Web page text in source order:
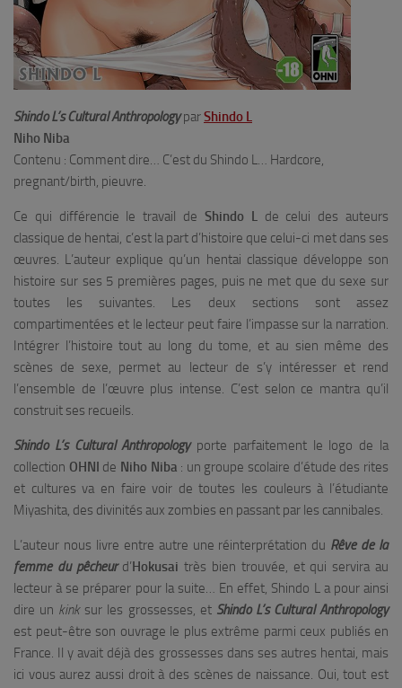
Shindo L’s Cultural AnthropologyparShindo L
Niho Niba
Contenu : Comment dire… C’est du Shindo L… Hardcore,
pregnant/birth, pieuvre.
Ce qui différencie le travail de Shindo Lde celui des auteurs
classique de hentai, c’est la part d’histoire que celui-ci met dans ses
œuvres. L’auteur explique qu’un hentai classique développe son
histoire sur ses 5 premières pages, puis ne met que du sexe sur
toutes les suivantes. Les deux sections sont assez
compartimentées et le lecteur peut faire l’impasse sur la narration.
Intégrer l’histoire tout au long du tome, et au sien même des
scènes de sexe, permet au lecteur de s’y intéresser et rend
l’ensemble de l’œuvre plus intense. C’est selon ce mantra qu’il
construit ses recueils.
Shindo L’s Cultural Anthropologyporte parfaitement le logo de la
collection OHNI de Niho Niba : un groupe scolaire d’étude des rites
et cultures va en faire voir de toutes les couleurs à l’étudiante
Miyashita, des divinités aux zombies en passant par les cannibales.
L’auteur nous livre entre autre une réinterprétation du Rêve de la
femme du pêcheurd’Hokusai très bien trouvée, et qui servira au
lecteur à se préparer pour la suite… En effet, Shindo L a pour ainsi
dire un kinksur les grossesses, et Shindo L’s Cultural Anthropology
est peut-être son ouvrage le plus extrême parmi ceux publiés en
France. Il y avait déjà des grossesses dans ses autres hentai, mais
ici vous aurez aussi droit à des scènes de naissance. Oui, tout est